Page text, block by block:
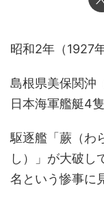
昭和2年（1927
島根県美保関沖
日本海軍艦艇4
駆逐艦「蕨（わ
し）」が大破し
名という惨事に